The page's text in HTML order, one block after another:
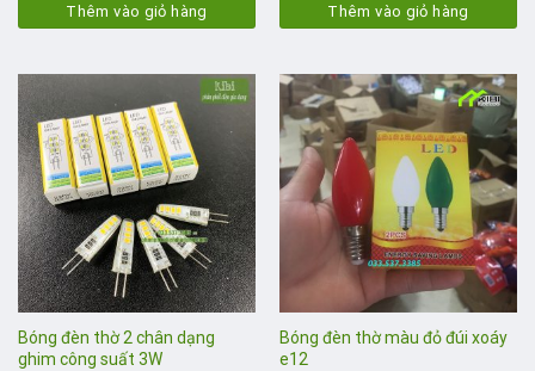
Thêm vào giỏ hàng Thêm vào giỏ hàng
Bóng đèn thờ 2 chân dạng
ghim công suất 3W
Bóng đèn thờ màu đỏ đúi xoáy
e12